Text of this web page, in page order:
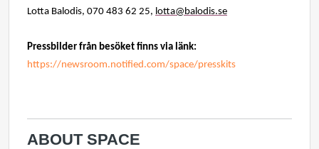
Lotta Balodis, 070 483 62 25, lotta@balodis.se
Pressbilder från besöket finns via länk:
https://newsroom.notified.com/space/presskits
ABOUT SPACE